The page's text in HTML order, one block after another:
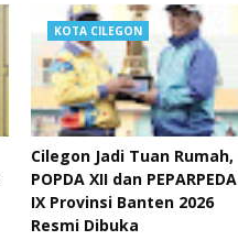
KOTA CILEGON
Cilegon Jadi Tuan Rumah,
POPDA XII dan PEPARPEDA
IX Provinsi Banten 2026
Resmi Dibuka